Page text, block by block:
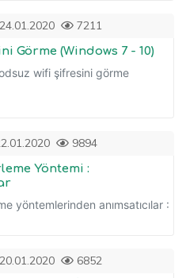
24.01.2020 7211
Görme (Windows 7 - 10)
wifi şifresini görme
9894
Yöntemi :
yöntemlerinden anımsatıcılar :
20.01.2020 6852